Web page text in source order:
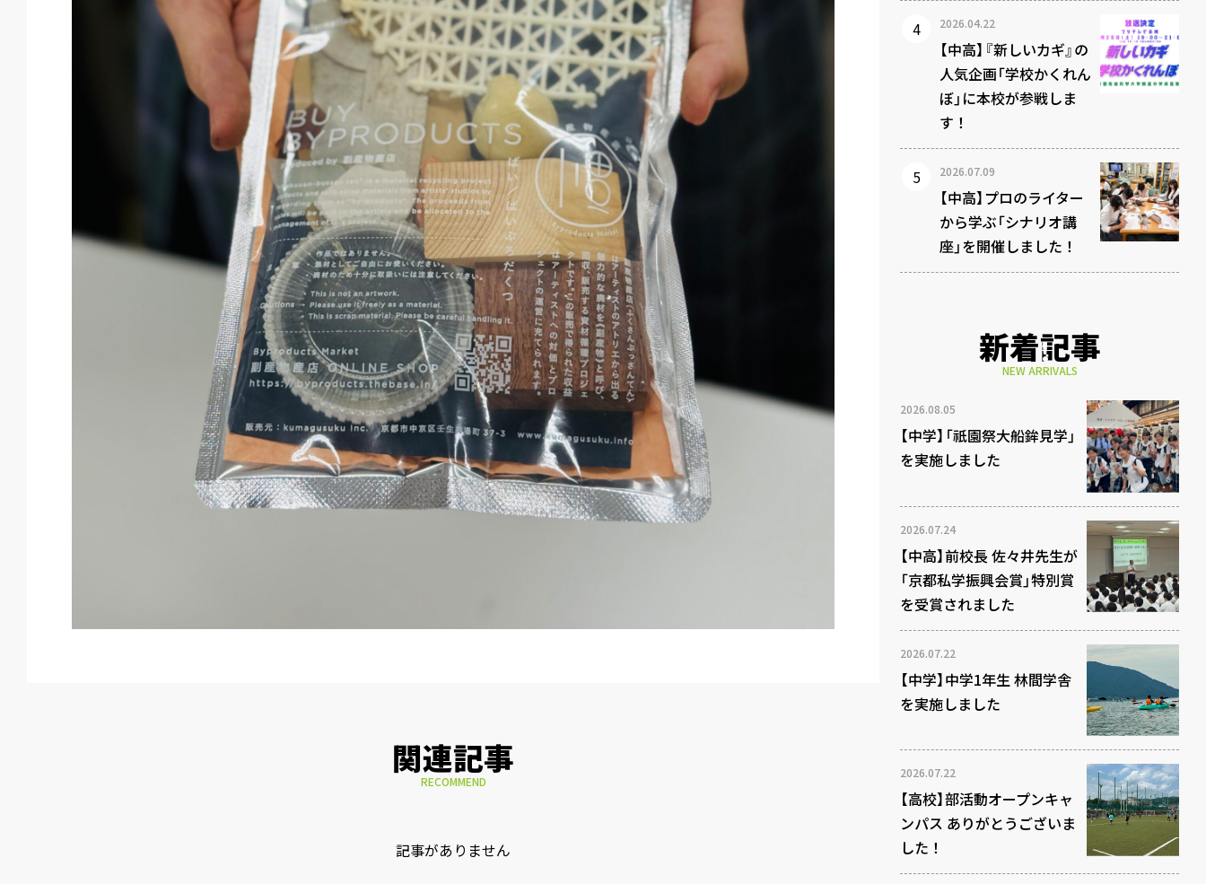
関連記事
RECOMMEND
記事がありません
2026.04.22
【中高】『新しいカギ』の
人気企画「学校かくれん
ぼ」に本校が参戦しま
す！
2026.07.09
【中高】プロのライター
から学ぶ「シナリオ講
座」を開催しました！
新着記事
NEW ARRIVALS
2026.08.05
【中学】「祇園祭大船鉾見学」
を実施しました
2026.07.24
【中高】前校長 佐々井先生が
「京都私学振興会賞」特別賞
を受賞されました
2026.07.22
【中学】中学1年生 林間学舎
を実施しました
2026.07.22
【高校】部活動オープンキャ
ンパス ありがとうございま
した！